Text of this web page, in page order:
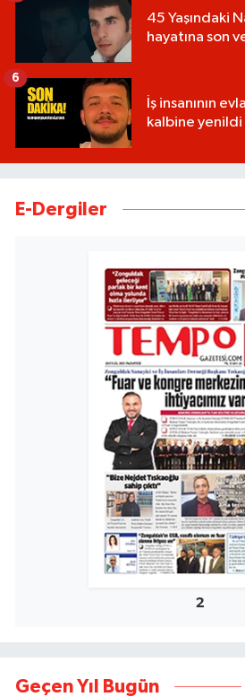
45 Yaşındaki
hayatına son
İş insanının
kalbine yenildi
6
E-Dergiler
2
Geçen Yıl Bugün